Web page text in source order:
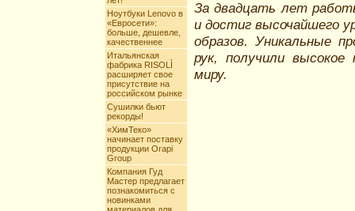
Ноутбуки Lenovo в
«Евросети»:
больше, дешевле,
качественнее
Итальянская
фабрика RISOLÌ
расширяет свое
присутствие на
российском рынке
Сушилки бьют
рекорды!
«ХимТеко»
начинает поставку
продукции Orapi
Group
Компания Гуд
Мастер предлагает
познакомиться с
новинками
За двадцать лет
и достиг высочайшего
образов. Уникальные
рук, получили
миру.